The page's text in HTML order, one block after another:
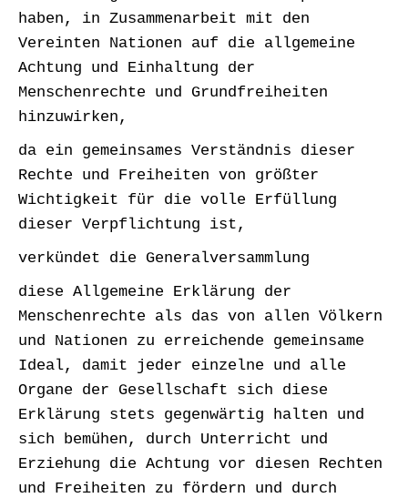
haben, in Zusammenarbeit mit den
Vereinten Nationen auf die allgemeine
Achtung und Einhaltung der
Menschenrechte und Grundfreiheiten
hinzuwirken,
da ein gemeinsames Verständnis dieser
Rechte und Freiheiten von größter
Wichtigkeit für die volle Erfüllung
dieser Verpflichtung ist,
verkündet die Generalversammlung
diese Allgemeine Erklärung der
Menschenrechte als das von allen Völkern
und Nationen zu erreichende gemeinsame
Ideal, damit jeder einzelne und alle
Organe der Gesellschaft sich diese
Erklärung stets gegenwärtig halten und
sich bemühen, durch Unterricht und
Erziehung die Achtung vor diesen Rechten
und Freiheiten zu fördern und durch